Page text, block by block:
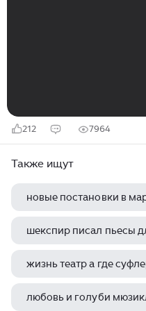
212 7964
Также ищут
новые постановки в
шекспир писал пьесы
жизнь театр а где
любовь и голуби